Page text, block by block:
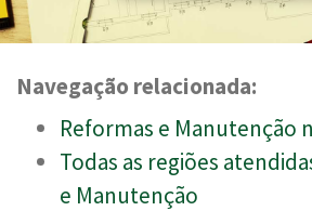
Navegação relacionada:
Reformas e Manutenção
Todas as regiões
e Manutenção